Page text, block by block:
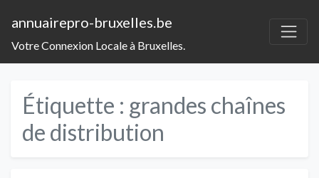
annuairepro-bruxelles.be
Votre Connexion Locale à Bruxelles.
Étiquette : grandes chaînes
de distribution